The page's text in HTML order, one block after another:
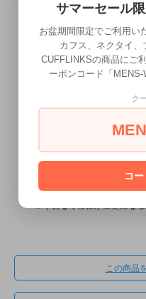
ギフトラッピングについ
無料ラッピングをご希望の
包装させていただきます。
※予告なく仕様が変更にな
この商品
サマーセール
お盆期間限定でご利用い
カフス、ネクタイ
CUFFLINKSの商品にご
ーポンコード「MENS-
ク
コ